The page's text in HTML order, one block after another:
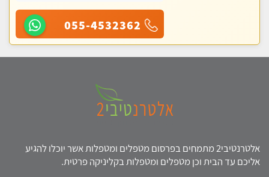
055-4532362
אלטרנטיבי2 מתמחים בפרסום מטפלים ומטפלות אשר יוכלו להגיע
אליכם עד הבית וכן מטפלים ומטפלות בקליניקה פרטית.